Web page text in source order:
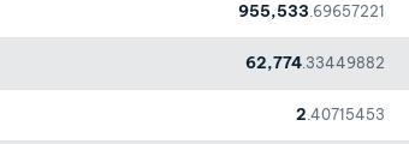
955,533.69657221
62,774.33449882
2.40715453